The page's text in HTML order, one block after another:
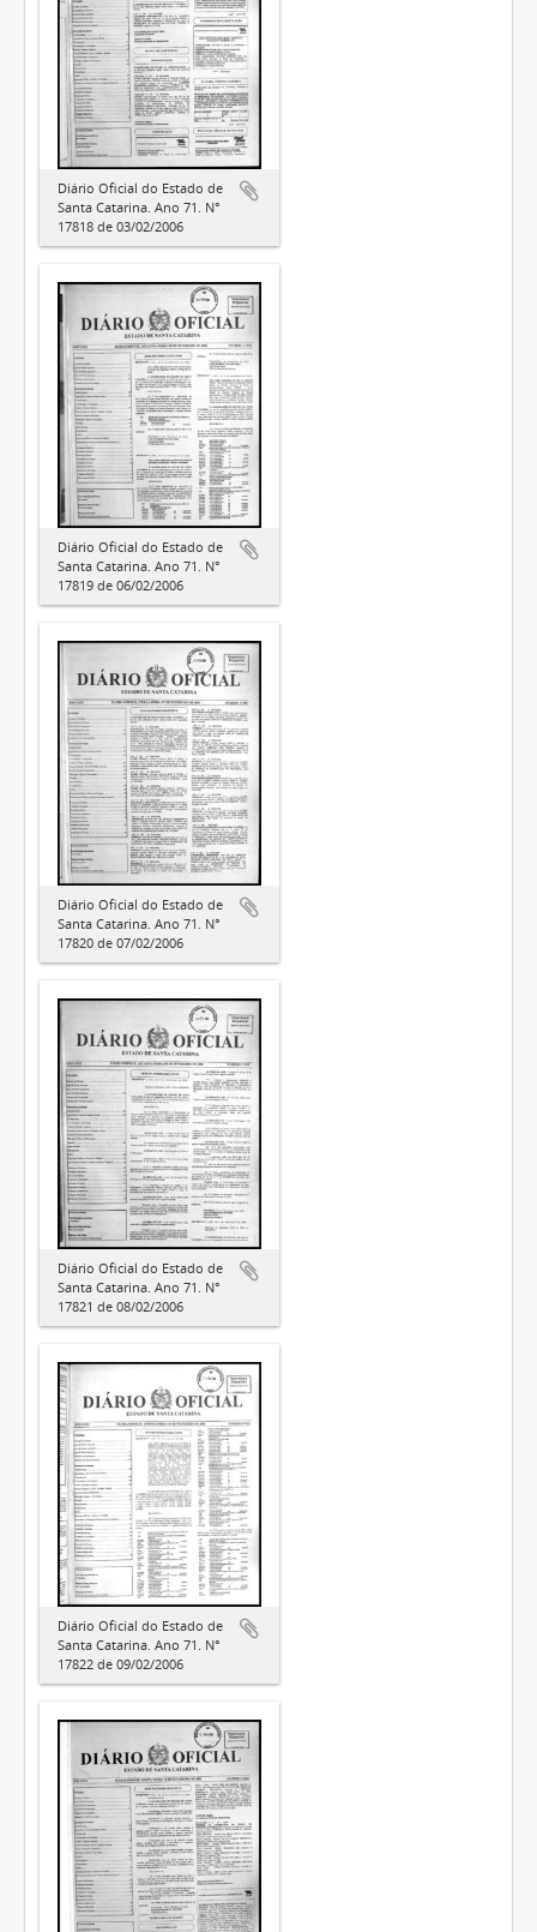
Diário Oficial do Estado de
Santa Catarina. Ano 71. N°
17818 de 03/02/2006
Diário Oficial do Estado de
Santa Catarina. Ano 71. N°
17819 de 06/02/2006
Diário Oficial do Estado de
Santa Catarina. Ano 71. N°
17820 de 07/02/2006
Diário Oficial do Estado de
Santa Catarina. Ano 71. N°
17821 de 08/02/2006
Diário Oficial do Estado de
Santa Catarina. Ano 71. N°
17822 de 09/02/2006